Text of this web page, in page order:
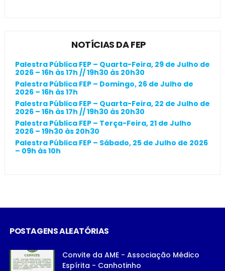
NOTÍCIAS DA FEP
Palestra Pública FEP – Quarta-Feira, 29 de Julho de
2026 – 16h às 17h // 19h30 às 20h30
Palestra Pública FEP – Domingo, 26 de Julho de
2026 – 16h às 17h
Palestra Pública FEP – Quarta-Feira, 22 de Julho de
2026 – 16h às 17h // 19h30 às 20h30
Palestra Pública FEP – Terça-Feira, 21 de Julho
2026 – 19h30 às 20h30
Palestra Pública FEP – Sábado, 25 de Julho de 2026
– 09h às 10h
POSTAGENS ALEATÓRIAS
Convite da AME - Associação Médico
Espírita - Canhotinho